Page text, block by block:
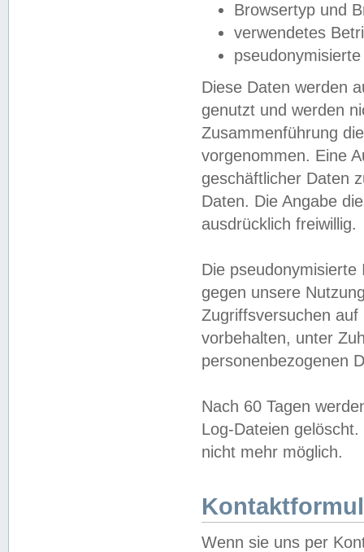
Browsertyp und
verwendetes
Diese Daten werden
genutzt und werden
Zusammenführung
vorgenommen. Eine
geschäftlicher Daten
Daten. Die Angabe
ausdrücklich freiwillig.
Die
gegen unsere
Zugriffsversuchen
vorbehalten, unter
personenbezogenen
Nach 60 Tagen
Log-Dateien
nicht mehr möglich.
Wenn sie uns per